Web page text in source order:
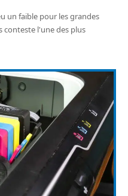
un faible pour les grandes
conteste l'une des plus